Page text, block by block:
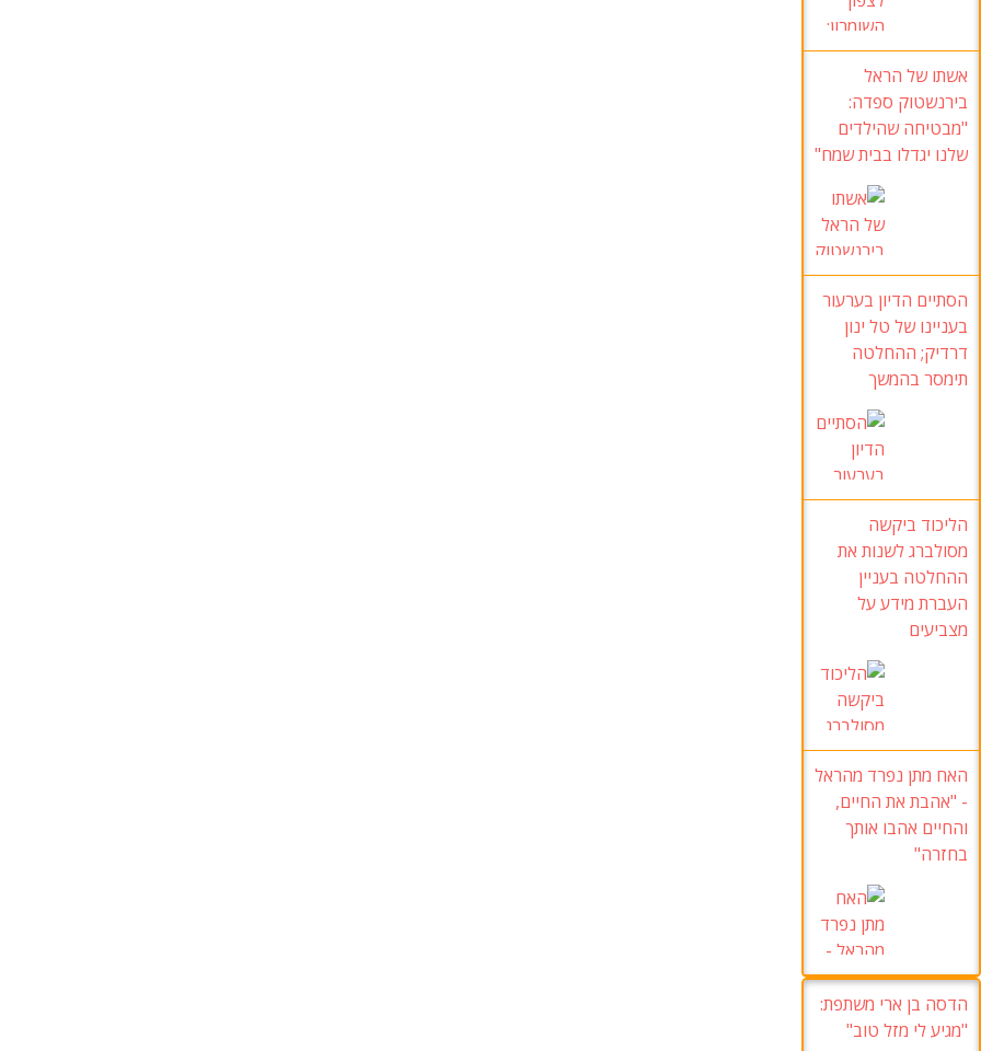
אשתו של הראל
בירנשטוק ספדה:
"מבטיחה שהילדים
שלנו יגדלו בבית שמח"
הסתיים הדיון בערעור
בעניינו של טל ינון
דרדיק; ההחלטה
תימסר בהמשך
הליכוד ביקשה
מסולברג לשנות את
ההחלטה בעניין
העברת מידע על
מצביעים
האח מתן נפרד מהראל
- "אהבת את החיים,
והחיים אהבו אותך
בחזרה"
הדסה בן ארי משתפת:
"מגיע לי מזל טוב"